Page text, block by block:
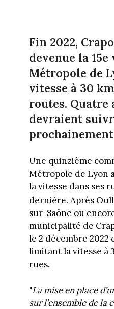
Fin 2022,
devenue la
Métropole de
vitesse à 30
routes.
devraient
Une quinzième
Métropole de Lyon
la vitesse dans ses
dernière. Après
sur-Saône ou
municipalité de
le 2 décembre
limitant la vitesse à
rues.
"La mise en place
sur l’ensemble de la